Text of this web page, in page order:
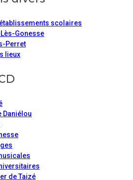
scolaires
Gonesse
Perret
lieux
Daniélou
de Taizé